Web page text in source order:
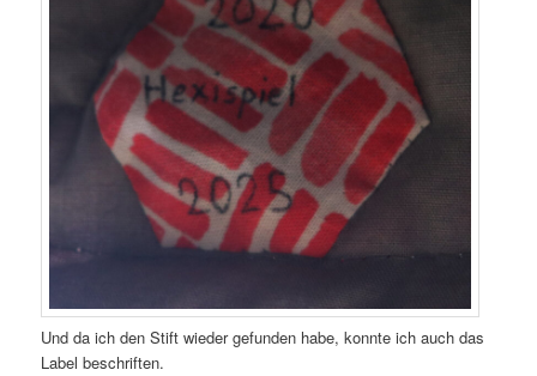
Und da ich den Stift wieder gefunden habe, konnte ich auch das
Label beschriften.